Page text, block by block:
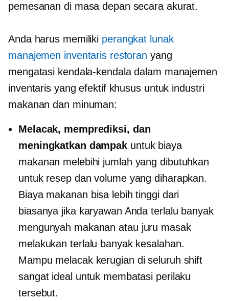
pemesanan di masa depan secara akurat.
Anda harus memiliki perangkat lunak
manajemen inventaris restoran yang
mengatasi kendala-kendala dalam manajemen
inventaris yang efektif khusus untuk industri
makanan dan minuman:
Melacak, memprediksi, dan
meningkatkan dampak untuk biaya
makanan melebihi jumlah yang dibutuhkan
untuk resep dan volume yang diharapkan.
Biaya makanan bisa lebih tinggi dari
biasanya jika karyawan Anda terlalu banyak
mengunyah makanan atau juru masak
melakukan terlalu banyak kesalahan.
Mampu melacak kerugian di seluruh shift
sangat ideal untuk membatasi perilaku
tersebut.